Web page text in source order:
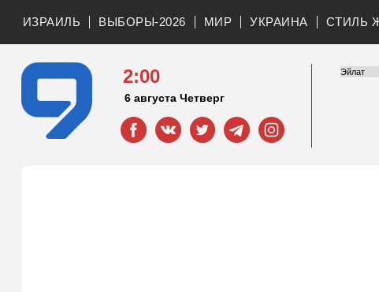
ИЗРАИЛЬ ВЫБОРЫ-2026 МИР УКРАИНА СТИЛЬ
2:00
6 августа Четверг